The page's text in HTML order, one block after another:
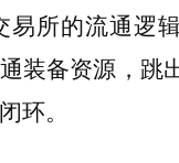
易所的流通逻
装备资源，跳
环。